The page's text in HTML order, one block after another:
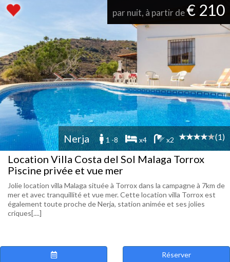
par nuit, à partir de€ 210
Nerja 1 -8 x4 x2 (1)
Location Villa Costa del Sol Malaga Torrox
Piscine privée et vue mer
Jolie location villa Malaga située à Torrox dans la campagne à 7km de
mer et avec tranquillité et vue mer. Cette location villa Torrox est
également toute proche de Nerja, station animée et ses jolies
criques[....]
Réserver